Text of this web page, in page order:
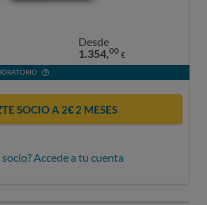
Desde
1.354,00 €
SOCIO A 2€ 2 MESES
socio? Accede a tu cuenta